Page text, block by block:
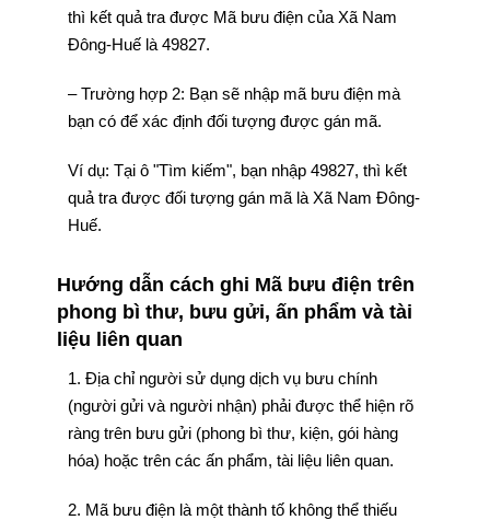
thì kết quả tra được Mã bưu điện của Xã Nam
Đông-Huế là 49827.
– Trường hợp 2: Bạn sẽ nhập mã bưu điện mà
bạn có để xác định đối tượng được gán mã.
Ví dụ: Tại ô "Tìm kiếm", bạn nhập 49827, thì kết
quả tra được đối tượng gán mã là Xã Nam Đông-
Huế.
Hướng dẫn cách ghi Mã bưu điện trên
phong bì thư, bưu gửi, ấn phẩm và tài
liệu liên quan
1. Địa chỉ người sử dụng dịch vụ bưu chính
(người gửi và người nhận) phải được thể hiện rõ
ràng trên bưu gửi (phong bì thư, kiện, gói hàng
hóa) hoặc trên các ấn phẩm, tài liệu liên quan.
2. Mã bưu điện là một thành tố không thể thiếu